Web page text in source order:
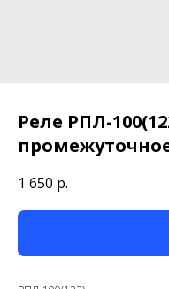
Реле РПЛ-
1 650 р.